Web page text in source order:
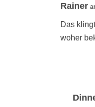
Rainer
Das
woher